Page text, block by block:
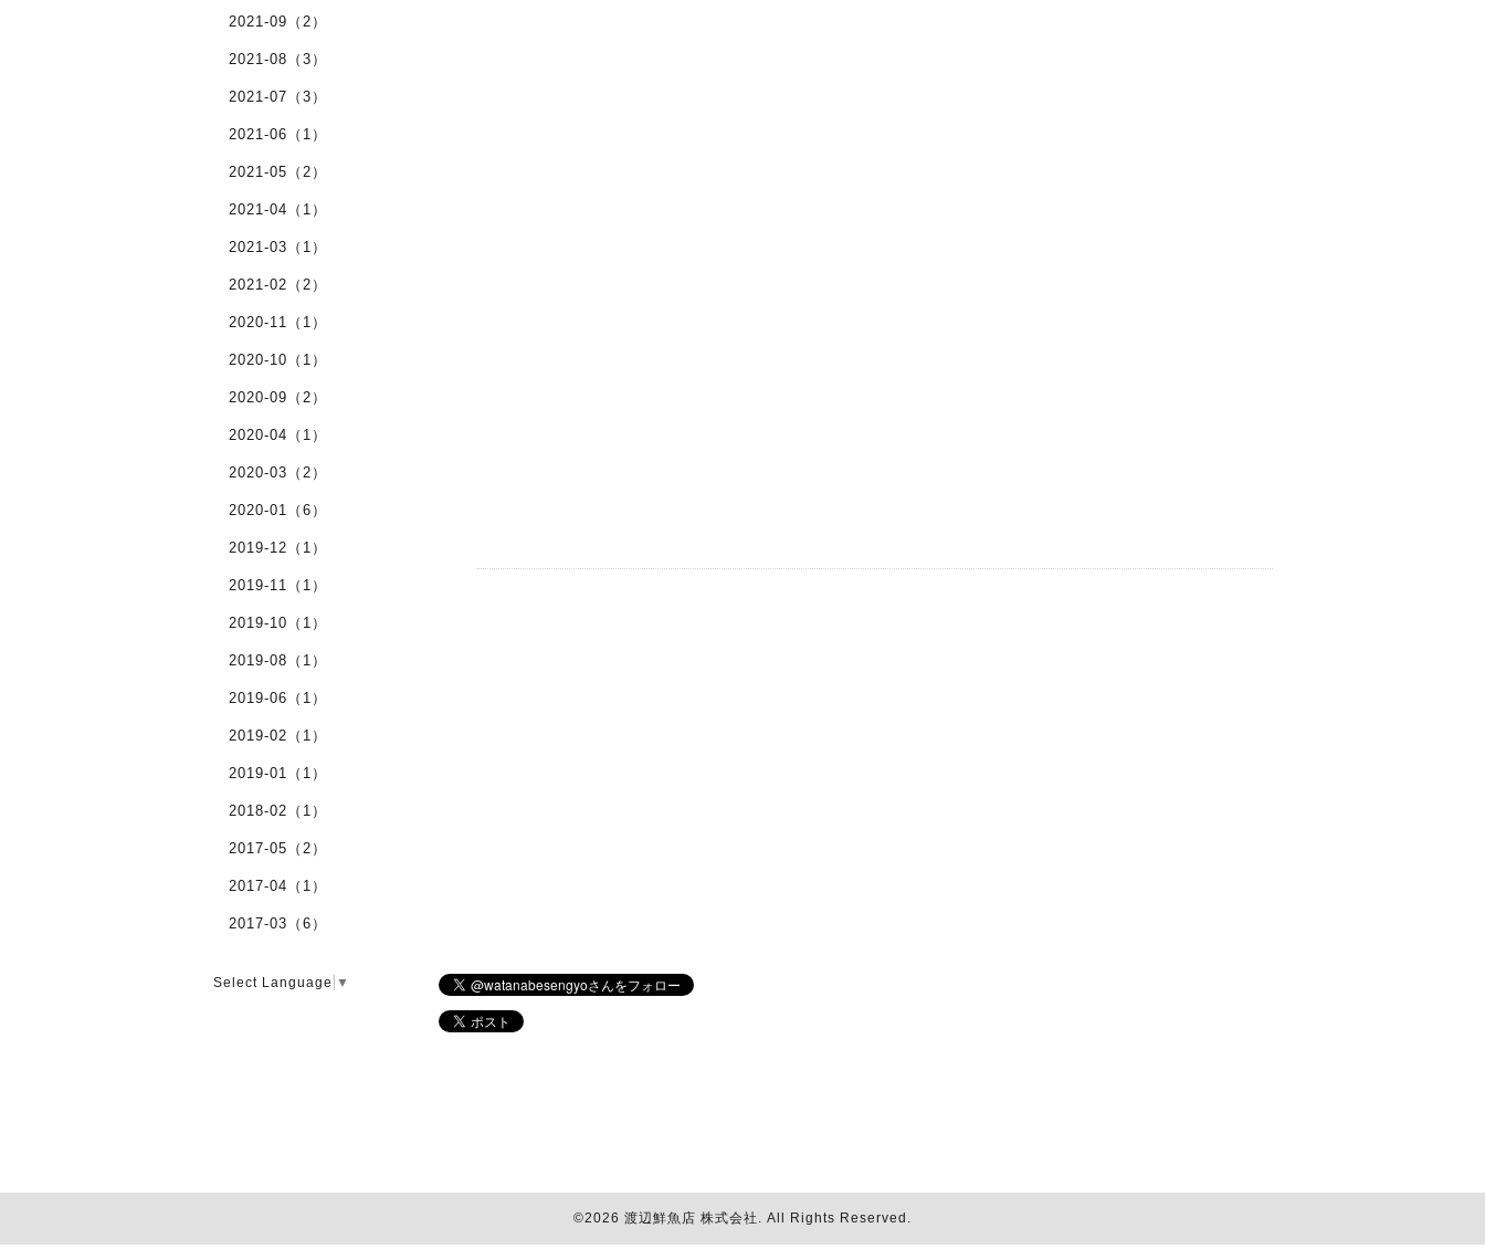
2021-09（2）
2021-08（3）
2021-07（3）
2021-06（1）
2021-05（2）
2021-04（1）
2021-03（1）
2021-02（2）
2020-11（1）
2020-10（1）
2020-09（2）
2020-04（1）
2020-03（2）
2020-01（6）
2019-12（1）
2019-11（1）
2019-10（1）
2019-08（1）
2019-06（1）
2019-02（1）
2019-01（1）
2018-02（1）
2017-05（2）
2017-04（1）
2017-03（6）
Select Language ▼
©2026 渡辺鮮魚店 株式会社 . All Rights Reserved.